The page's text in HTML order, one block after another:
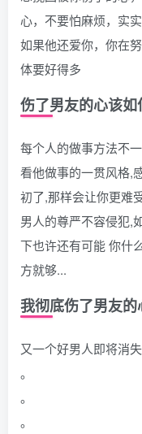
心，不要怕麻烦，实
如果他还爱你，你在
体要好得多
伤了男友的心该如
每个人的做事方法不
看他做事的一贯风格,
初了,那样会让你更难受
男人的尊严不容侵犯,
下也许还有可能 你什
方就够...
我彻底伤了男友的
又一个好男人即将消失
。
。
。